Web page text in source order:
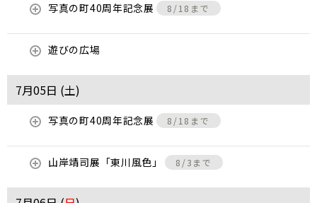
写真の町40周年記念展 8/18まで
遊びの広場
7月05日 (土)
写真の町40周年記念展 8/18まで
山岸靖司展「東川風色」 8/3まで